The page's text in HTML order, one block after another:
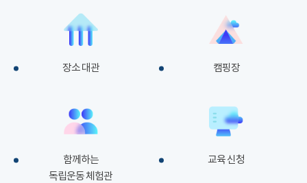
장소 대관 캠핑장
함께하는
독립운동 체험관
교육 신청